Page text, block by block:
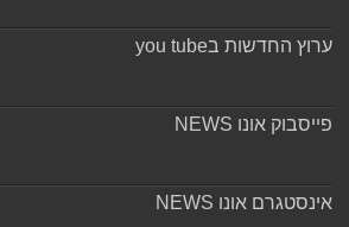
ערוץ החדשות בyou tube
פייסבוק אונו NEWS
אינסטגרם אונו NEWS